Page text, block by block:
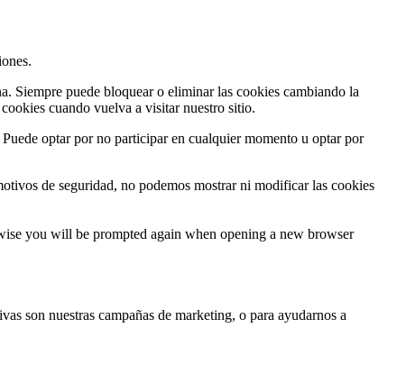
Siempre puede bloquear o eliminar las cookies cambiando la
cuando vuelva a visitar nuestro sitio.
optar por no participar en cualquier momento u optar por
de seguridad, no podemos mostrar ni modificar las cookies
you will be prompted again when opening a new browser
son nuestras campañas de marketing, o para ayudarnos a